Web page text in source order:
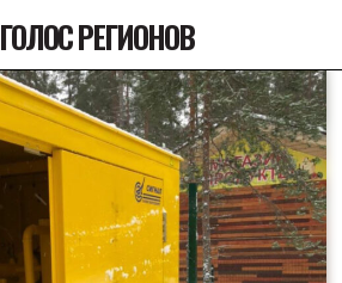
ГОЛОС РЕГИОНОВ